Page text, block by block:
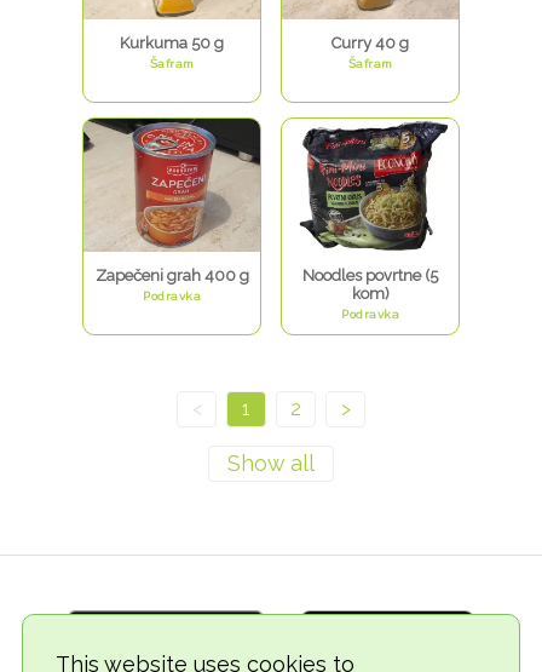
This website uses cookies to
Kurkuma 50 g
Šafram
Curry 40 g
Šafram
Zapečeni grah 400 g
Podravka
Noodles povrtne (5
kom)
Podravka
< 1 2 >